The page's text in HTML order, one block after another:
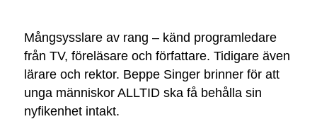
Mångsysslare av rang – känd programledare
från TV, föreläsare och författare. Tidigare även
lärare och rektor. Beppe Singer brinner för att
unga människor ALLTID ska få behålla sin
nyfikenhet intakt.